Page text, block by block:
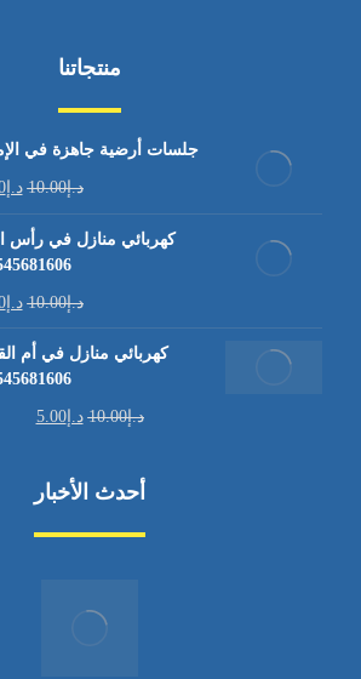
منتجاتنا
جلسات أرضية جاهزة في الإمارات :
د.إ10.00 د.إ
د.إ10.00 د.إ
د.إ10.00 د.إ5.00
أحدث الأخبار